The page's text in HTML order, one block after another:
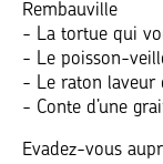
Rembauville
- La tortue qui
- Le poisson-
- Le raton laveur
- Conte d’une
Evadez-vous